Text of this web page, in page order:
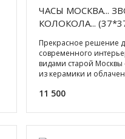
ЧАСЫ МОСКВА...
КОЛОКОЛА...
Прекрасное решение
современного
видами старой Москвы
из керамики и
11 500